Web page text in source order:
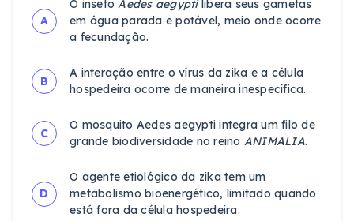
A
O inseto Aedes aegyptilibera seus gametas
em água parada e potável, meio onde ocorre
a fecundação.
B
A interação entre o vírus da zika e a célula
hospedeira ocorre de maneira inespecífica.
C
O mosquito Aedes aegypti integra um filo de
grande biodiversidade no reino ANIMALIA.
D
O agente etiológico da zika tem um
metabolismo bioenergético, limitado quando
está fora da célula hospedeira.